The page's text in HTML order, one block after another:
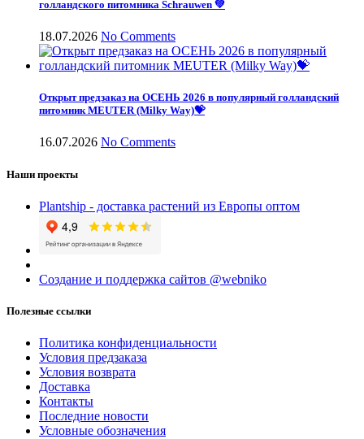
голландского питомника Schrauwen 💚
18.07.2026 No Comments
Открыт предзаказ на ОСЕНЬ 2026 в популярный голландский
питомник MEUTER (Milky Way)💝
16.07.2026 No Comments
Наши проекты
Plantship - доставка растений из Европы оптом
Создание и поддержка сайтов @webniko
Полезные ссылки
Политика конфиденциальности
Условия предзаказа
Условия возврата
Доставка
Контакты
Последние новости
Условные обозначения